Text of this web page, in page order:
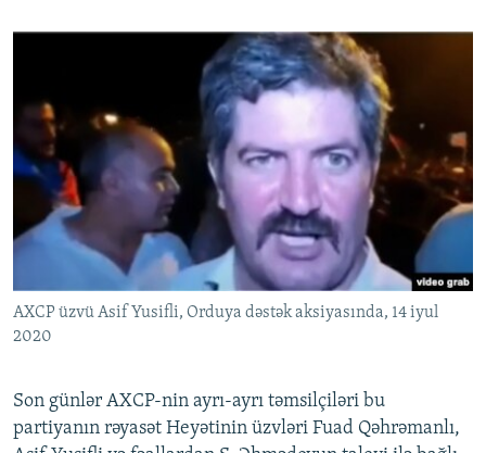
AXCP üzvü Asif Yusifli, Orduya dəstək aksiyasında, 14 iyul
2020
Son günlər AXCP-nin ayrı-ayrı təmsilçiləri bu
partiyanın rəyasət Heyətinin üzvləri Fuad Qəhrəmanlı,